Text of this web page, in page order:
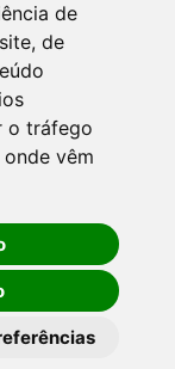
de
de
o tráfego
vêm
OUVIDORIA
de